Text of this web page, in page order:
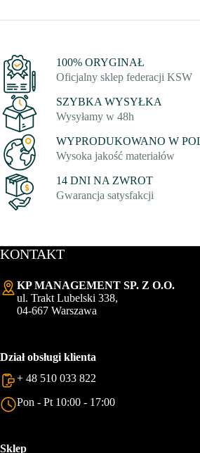
100% ORYGINAŁ
Oficjalny sklep federacji KSW
SZYBKA WYSYŁKA
Wysyłamy w 48h
WYPRODUKOWANO W
Wysoka jakość materiałów
14 DNI NA ZWROT
Gwarancja satysfakcji
KONTAKT
KP MANAGEMENT SP. Z O.O.
ul. Trakt Lubelski 338,
04-667 Warszawa
Dział obsługi klienta
+ 48 510 033 822
Pon - Pt 10:00 - 17:00
Sklep